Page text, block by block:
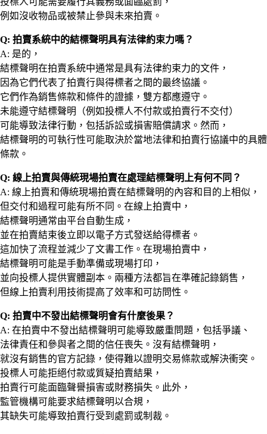
例如沒收物品或被禁止參與未來拍賣。
Q: 拍賣系統中的結標聲明具有法律約束力嗎？
A: 是的，
結標聲明在拍賣系統中通常是具有法律約束力的文件，
因為它們代表了拍賣行與得標者之間的最终協議。
它們作為銷售條款和條件的證據，雙方都應遵守。
未能遵守結標聲明（例如投標人不付款或拍賣行不交付）
可能導致法律行動，包括訴訟或損害賠償請求。然而，
結標聲明的可執行性可能取決於當地法律和拍賣行協議中的具體
條款。
Q: 線上拍賣與傳統現場拍賣在處理結標聲明上有何不同？
A: 線上拍賣和傳統現場拍賣在結標聲明的內容和目的上相似，
但交付和過程可能有所不同。在線上拍賣中，
結標聲明通常由平台自動生成，
並在拍賣結束後立即以電子方式發送給得標者。
這加快了流程並減少了文書工作。在現場拍賣中，
結標聲明可能是手動準備或現場打印，
並向投標人提供實體副本。兩種方法都旨在準確記錄銷售，
但線上拍賣利用技術提高了效率和可訪問性。
Q: 拍賣中不發出結標聲明會有什麼後果？
A: 在拍賣中不發出結標聲明可能導致嚴重問題，包括爭議、
法律責任和參與者之間的信任喪失。沒有結標聲明，
就沒有銷售的官方記錄，使得難以證明交易條款或解決衝突。
投標人可能拒絕付款或質疑拍賣結果，
拍賣行可能面臨聲譽損害或財務損失。此外，
監管機構可能要求結標聲明以合規，
其缺失可能導致拍賣行受到處罰或制裁。